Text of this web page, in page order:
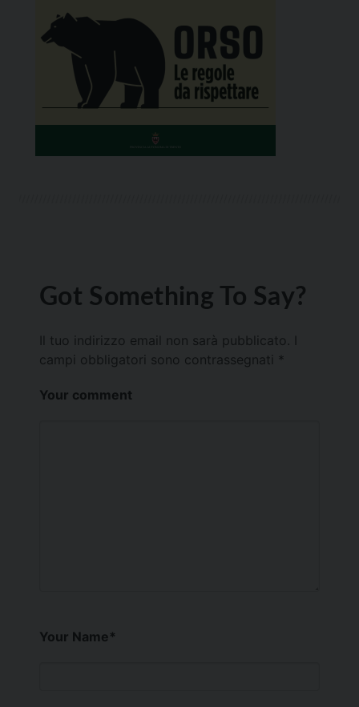
Got Something To Say?
Il tuo indirizzo email non sarà pubblicato.
campi obbligatori sono contrassegnati *
Your comment
Your Name*